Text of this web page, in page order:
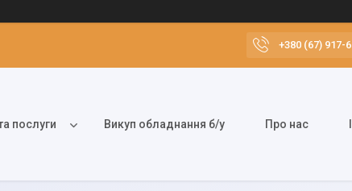
+380 (67) 917-
послуги Викуп обладнання б/у Про нас